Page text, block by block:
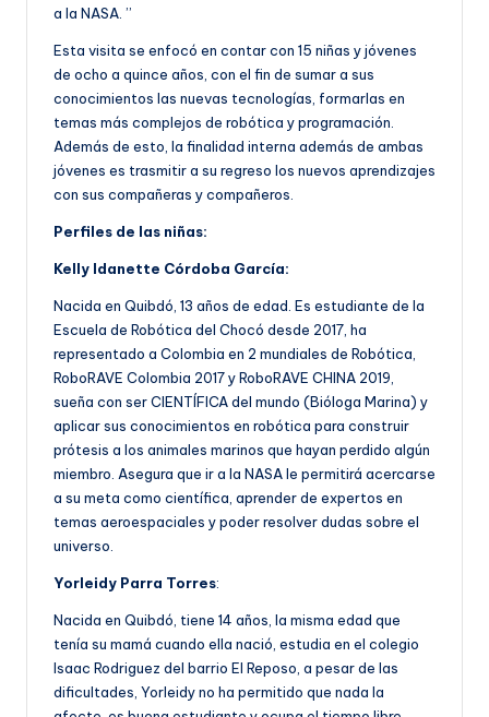
a la NASA. ’’
Esta visita se enfocó en contar con 15 niñas y jóvenes
de ocho a quince años, con el fin de sumar a sus
conocimientos las nuevas tecnologías, formarlas en
temas más complejos de robótica y programación.
Además de esto, la finalidad interna además de ambas
jóvenes es trasmitir a su regreso los nuevos aprendizajes
con sus compañeras y compañeros.
Perfiles de las niñas:
Kelly Idanette Córdoba García:
Nacida en Quibdó, 13 años de edad. Es estudiante de la
Escuela de Robótica del Chocó desde 2017, ha
representado a Colombia en 2 mundiales de Robótica,
RoboRAVE Colombia 2017 y RoboRAVE CHINA 2019,
sueña con ser CIENTÍFICA del mundo (Bióloga Marina) y
aplicar sus conocimientos en robótica para construir
prótesis a los animales marinos que hayan perdido algún
miembro. Asegura que ir a la NASA le permitirá acercarse
a su meta como científica, aprender de expertos en
temas aeroespaciales y poder resolver dudas sobre el
universo.
Yorleidy Parra Torres:
Nacida en Quibdó, tiene 14 años, la misma edad que
tenía su mamá cuando ella nació, estudia en el colegio
Isaac Rodriguez del barrio El Reposo, a pesar de las
dificultades, Yorleidy no ha permitido que nada la